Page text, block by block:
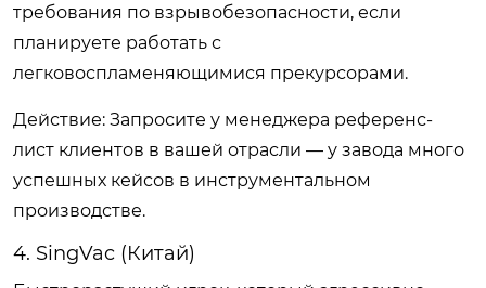
требования по взрывобезопасности, если
планируете работать с
легковоспламеняющимися прекурсорами.
Действие: Запросите у менеджера референс-
лист клиентов в вашей отрасли — у завода много
успешных кейсов в инструментальном
производстве.
4. SingVac (Китай)